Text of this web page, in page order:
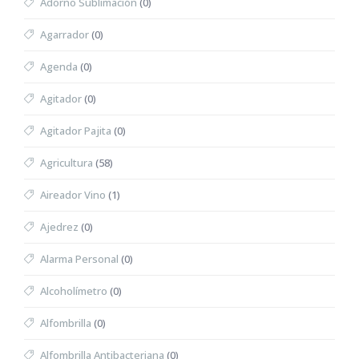
Agarrador(0)
Agenda (0)
Agitador(0)
Agitador Pajita (0)
Agricultura (58)
Aireador Vino (1)
Ajedrez (0)
Alarma Personal (0)
Alcoholímetro (0)
Alfombrilla (0)
Alfombrilla Antibacteriana (0)